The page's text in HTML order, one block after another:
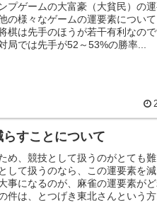
プゲームの大富豪（大貧民）の
の様々なゲームの運要素につい
棋は先手のほうが若干有利なの
局では先手が52～53%の勝率...
すことについて
め、競技として扱うのがとても
して扱うのなら、この運要素を
事になるのが、麻雀の運要素が
件は、とつげき東北さんという